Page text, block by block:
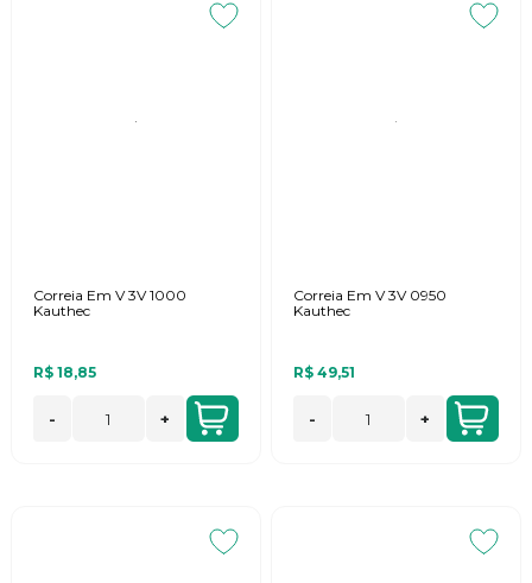
Correia Em V 3V 1000
Kauthec
R$ 18,85
- +
Correia Em V 3V 0950
Kauthec
R$ 49,51
- +